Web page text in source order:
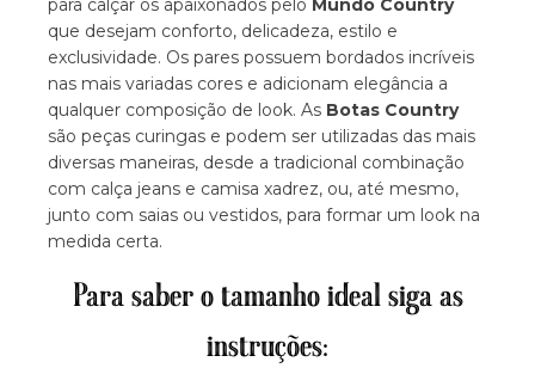
para calçar os apaixonados pelo Mundo Country
que desejam conforto, delicadeza, estilo e
exclusividade. Os pares possuem bordados incríveis
nas mais variadas cores e adicionam elegância a
qualquer composição de look. As Botas Country
são peças curingas e podem ser utilizadas das mais
diversas maneiras, desde a tradicional combinação
com calça jeans e camisa xadrez, ou, até mesmo,
junto com saias ou vestidos, para formar um look na
medida certa.
Para saber o tamanho ideal siga as
instruções: